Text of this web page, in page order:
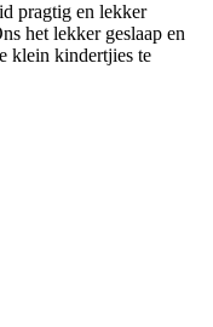
pragtig en lekker
het lekker geslaap en
klein kindertjies te